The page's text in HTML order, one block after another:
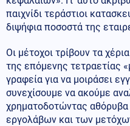
παιχνίδι τεράστιοι
διψήφια ποσοστά της
Οι μέτοχοι τρίβουν τα
της επόμενης τετραετίας
γραφεία για να μοιράσει
συνεχίσουμε να ακούμε
χρηματοδοτώντας
εργολάβων και των